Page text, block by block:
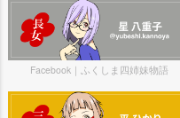
Facebook｜ふくしま四姉妹物語